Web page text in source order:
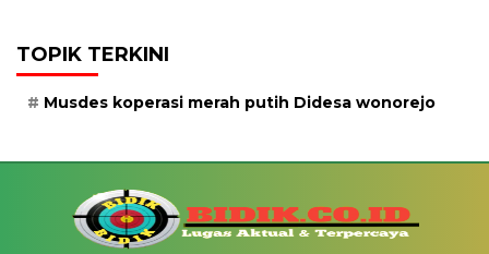
TOPIK TERKINI
Musdes koperasi merah putih Didesa wonorejo